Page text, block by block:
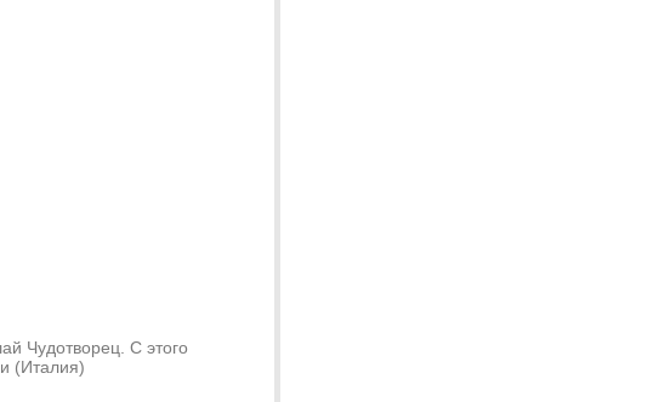
Чудотворец. С этого
(Италия)